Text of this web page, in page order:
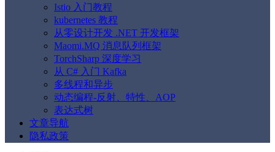
Istio 入门教程
kubernetes 教程
从零设计开发 .NET 开发框架
Maomi.MQ 消息队列框架
TorchSharp 深度学习
从 C# 入门 Kafka
多线程和异步
动态编程-反射、特性、AOP
表达式树
文章导航
隐私政策